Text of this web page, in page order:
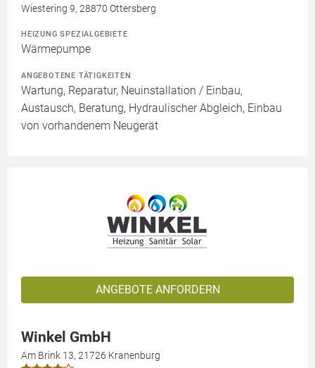
Wiestering 9, 28870 Ottersberg
HEIZUNG SPEZIALGEBIETE
Wärmepumpe
ANGEBOTENE TÄTIGKEITEN
Wartung, Reparatur, Neuinstallation / Einbau,
Austausch, Beratung, Hydraulischer Abgleich, Einbau
von vorhandenem Neugerät
ANGEBOTE ANFORDERN
Winkel GmbH
Am Brink 13, 21726 Kranenburg